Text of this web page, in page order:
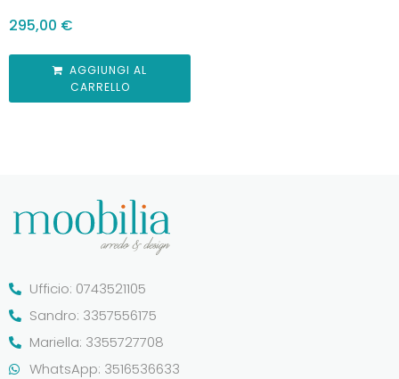
295,00 €
AGGIUNGI AL
CARRELLO
Ufficio: 0743521105
Sandro: 3357556175
Mariella: 3355727708
WhatsApp: 3516536633